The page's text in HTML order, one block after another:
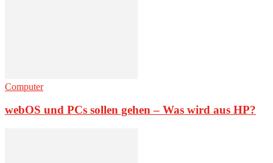
Computer
webOS und PCs sollen gehen – Was wird aus HP?